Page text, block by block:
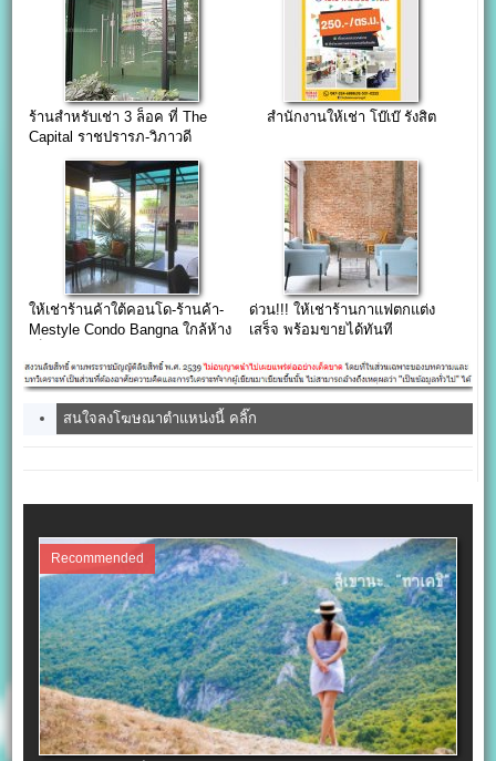
ร้านสําหรับเช่า 3 ล็อค ที่ The
Capital ราชปรารภ-วิภาวดี
สำนักงานให้เช่า โบ๊เบ๊ รังสิต
ให้เช่าร้านค้าใต้คอนโด-ร้านค้า-
Mestyle Condo Bangna ใกล้ห้าง
ด่วน!!! ให้เช่าร้านกาแฟตกแต่ง
เสร็จ พร้อมขายได้ทันที
สนใจลงโฆษณาตำแหน่งนี้ คลิ๊ก
Recommended